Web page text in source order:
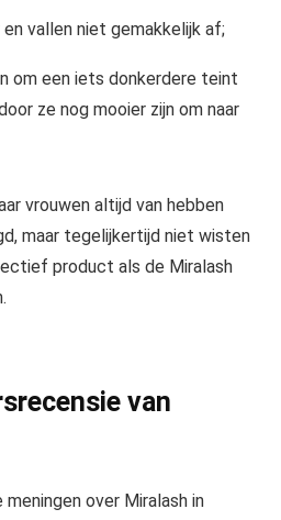
vallen niet gemakkelijk af;
om een ​​iets donkerdere teint
ze nog mooier zijn om naar
vrouwen altijd van hebben
maar tegelijkertijd niet wisten
product als de Miralash
van
over Miralash in